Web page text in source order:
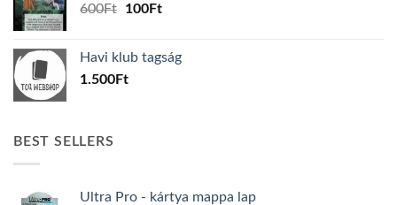
600Ft
Original
600Ft.
100FtCurrent
100Ft.
Havi klub tagság
1.500Ft
BEST SELLERS
Ultra Pro - kártya mappa lap